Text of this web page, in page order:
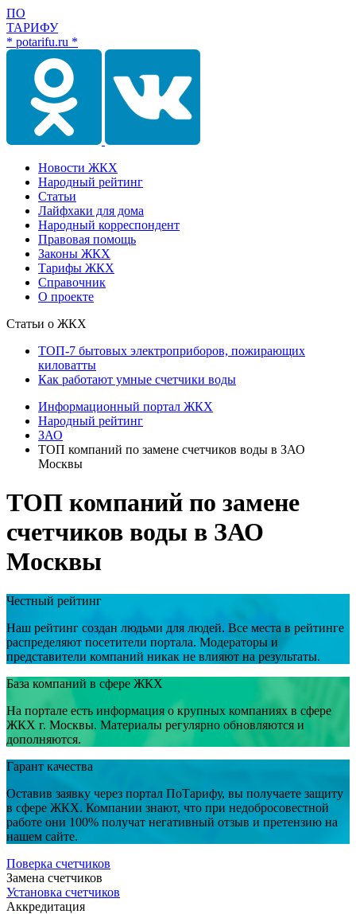
ПО
ТАРИФУ
* potarifu.ru *
Новости ЖКХ
Народный рейтинг
Статьи
Лайфхаки для дома
Народный корреспондент
Правовая помощь
Законы ЖКХ
Тарифы ЖКХ
Справочник
О проекте
Статьи о ЖКХ
ТОП-7 бытовых электроприборов, пожирающих
киловатты
Как работают умные счетчики воды
Информационный портал ЖКХ
Народный рейтинг
ЗАО
ТОП компаний по замене счетчиков воды в ЗАО
Москвы
ТОП компаний по замене
счетчиков воды в ЗАО
Москвы
Честный рейтинг
Наш рейтинг создан людьми для людей. Все места в рейтинге
распределяют посетители портала. Модераторы и
представители компаний никак не влияют на результаты.
База компаний в сфере ЖКХ
На портале есть информация о крупных компаниях в сфере
ЖКХ г. Москвы. Материалы регулярно обновляются и
дополняются.
Гарант качества
Оставив заявку через портал ПоТарифу, вы получаете защиту
в сфере ЖКХ. Компании знают, что при недобросовестной
работе они 100% получат негативный отзыв и претензию на
нашем сайте.
Поверка счетчиков
Замена счетчиков
Установка счетчиков
Аккредитация